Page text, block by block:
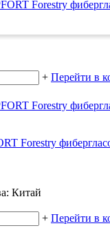
+ Перейти в
Forestry
Китай
+ Перейти в